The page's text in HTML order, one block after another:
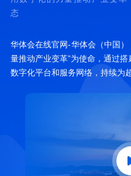
态
华体会在线官网-华体会（中国
量推动产业变革”为使命，通过
数字化平台和服务网络，持续为